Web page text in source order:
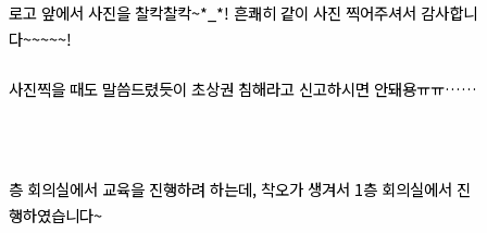
로고 앞에서 사진을 찰칵찰칵~*_*! 흔쾌히 같이 사진 찍어주셔서 감사합니
다~~~~~!
사진찍을 때도 말씀드렸듯이 초상권 침해라고 신고하시면 안돼용ㅠㅠ……
층 회의실에서 교육을 진행하려 하는데, 착오가 생겨서 1층 회의실에서 진
행하였습니다~